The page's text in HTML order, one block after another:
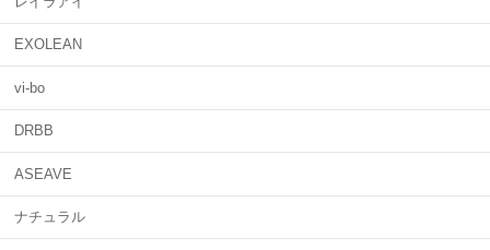
EXOLEAN
vi-bo
DRBB
ASEAVE
ナチュラル